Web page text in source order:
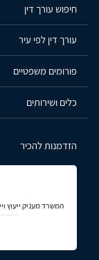
חיפוש עורך דין
עורך דין לפי עיר
פורומים משפטיים
כלים ושירותים
הזדמנות להכיר
המשרד מעניק ייעוץ